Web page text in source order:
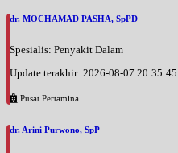
dr. MOCHAMAD PASHA, SpPD
Spesialis: Penyakit Dalam
Update terakhir: 2026-08-07 20:35:45
Pusat Pertamina
dr. Arini Purwono, SpP